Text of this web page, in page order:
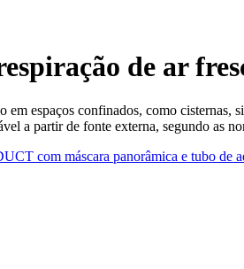
de ar
espaços confinados, como cisternas,
a partir de fonte externa, segundo as